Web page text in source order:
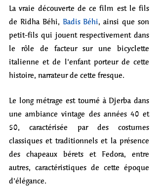
La vraie découverte de ce film est le fils
de Ridha Béhi, Badis Béhi, ainsi que son
petit-fils qui jouent respectivement dans
le rôle de facteur sur une bicyclette
italienne et de l'enfant porteur de cette
histoire, narrateur de cette fresque.
Le long métrage est tourné à Djerba dans
une ambiance vintage des années 40 et
50, caractérisée par des costumes
classiques et traditionnels et la présence
des chapeaux bérets et Fedora, entre
autres, caractéristiques de cette époque
d'élégance.